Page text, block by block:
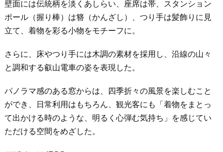
壁面には伝統柄を淡くあしらい、座席は帯、スタンション
ポール（握り棒）は簪（かんざし）、つり手は髪飾りに見
立て、着物を彩る小物をモチーフに。
さらに、床やつり手には木調の素材を採用し、沿線の山々
と調和する叡山電車の姿を表現した。
パノラマ感のある窓からは、四季折々の風景を楽しむこと
ができ、日常利用はもちろん、観光客にも「着物をまとっ
て出かける時のような、明るく心弾む気持ち」を感じてい
ただける空間をめざした。